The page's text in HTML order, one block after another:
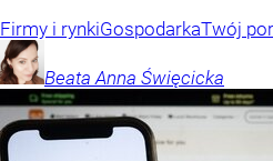
Firmy i rynkiGospodarkaTwój
Beata Anna Święcicka